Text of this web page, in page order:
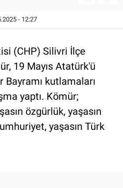
- 12:27
(CHP) Silivri İlçe
19 Mayıs Atatürk'ü
kutlamaları
yaptı. Kömür;
özgürlük, yaşasın
yaşasın Türk